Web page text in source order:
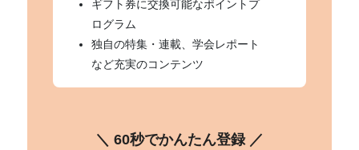
ギフト券に交換可能なポイントプ
ログラム
独自の特集・連載、学会レポート
など充実のコンテンツ
＼ 60秒でかんたん登録 ／